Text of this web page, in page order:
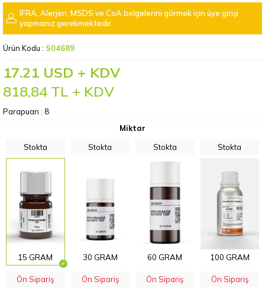
IFRA, Alerjen, MSDS ve CoA belgelerini görmek için üye girişi
yapmanız gerekmektedir.
Ürün Kodu : S04689
17.21 USD + KDV
818,84 TL + KDV
Parapuan : 8
Miktar
Stokta
15 GRAM
Stokta
30 GRAM
Stokta
60 GRAM
Stokta
100 GRAM
Ön Sipariş Ön Sipariş Ön Sipariş Ön Sipariş